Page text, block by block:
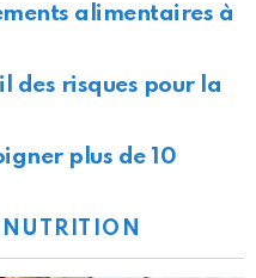
alimentaires à
des risques pour la
plus de 10
NUTRITION